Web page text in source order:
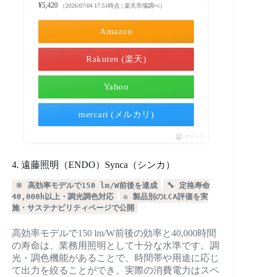
¥5,420
（2026/07/04 17:51時点 | 楽天市場調べ）
Amazon
Rakuten (楽天)
Yahoo
mercari (メルカリ)
ポチップ
4. 遠藤照明（ENDO）Synca（シンカ）
🔆 高効率モデルで150 lm/W前後を達成
🔧 定格寿命
40,000h以上・調光調色対応
♻️ 製品別のLCA評価を実
施・サステナビリティページで公開
高効率モデルで150 lm/W前後の効率と40,000時間
の寿命は、業務用照明として十分な水準です。調
光・調色機能があることで、時間帯や用途に応じ
て出力を絞ることができ、実際の消費電力はスペ